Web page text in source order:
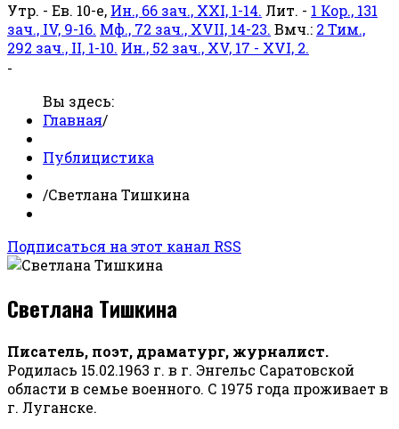
Утр. - Ев. 10-е, Ин., 66 зач., XXI, 1-14. Лит. - 1 Кор., 131
зач., IV, 9-16. Мф., 72 зач., XVII, 14-23. Вмч.: 2 Тим.,
292 зач., II, 1-10. Ин., 52 зач., XV, 17 - XVI, 2.
-
Вы здесь:
Главная/
Публицистика
/Светлана Тишкина
Подписаться на этот канал RSS
Светлана Тишкина
Писатель, поэт, драматург, журналист.
Родилась 15.02.1963 г. в г. Энгельс Саратовской
области в семье военного. С 1975 года проживает в
г. Луганске.